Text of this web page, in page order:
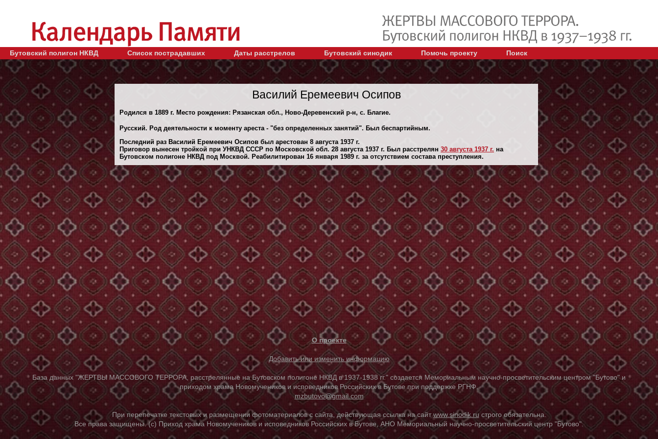
Бутовский полигон НКВД Список пострадавших Даты расстрелов Бутовский синодик Помочь проекту Поиск
Василий Еремеевич Осипов
Родился в 1889 г. Место рождения: Рязанская обл., Ново-Деревенский р-н, с. Благие.
Русский. Род деятельности к моменту ареста - "без определенных занятий". Был беспартийным.
Последний раз Василий Еремеевич Осипов был арестован 8 августа 1937 г.
Приговор вынесен тройкой при УНКВД СССР по Московской обл. 28 августа 1937 г. Был расстрелян 30 августа 1937 г. на
Бутовском полигоне НКВД под Москвой. Реабилитирован 16 января 1989 г. за отсутствием состава преступления.
О проекте
Добавить или изменить информацию
База данных "ЖЕРТВЫ МАССОВОГО ТЕРРОРА, расстрелянные на Бутовском полигоне НКВД в 1937-1938 гг." создается Мемориальным научно-просветительским центром "Бутово" и
приходом храма Новомучеников и исповедников Российских в Бутове при поддержке РГНФ.
mzbutovo@gmail.com
При перепечатке текстовых и размещении фотоматериалов с сайта, действующая ссылка на сайтwww.sinodik.ru строго обязательна.
Все права защищены. (с) Приход храма Новомучеников и исповедников Российских в Бутове, АНО Мемориальный научно-просветительский центр "Бутово".